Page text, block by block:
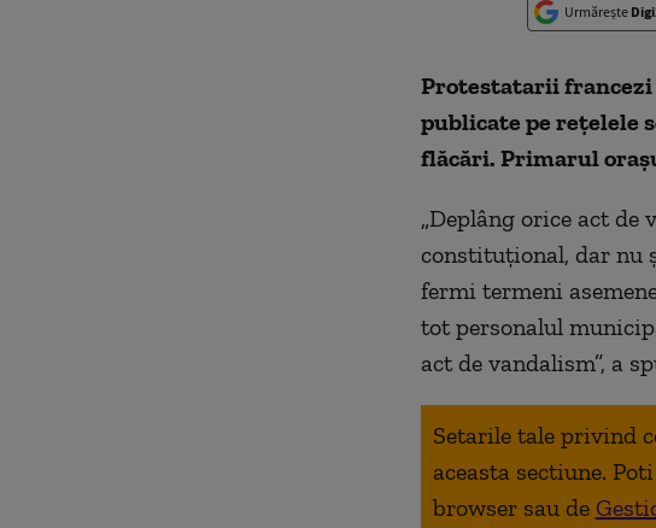
Urmărește
Protestatarii
publicate pe rețelele
flăcări. Primarul
„Deplâng orice act de
constituțional, dar nu
fermi termeni
tot personalul
act de vandalism”, a
Setarile tale privind
aceasta sectiune.
browser sau de